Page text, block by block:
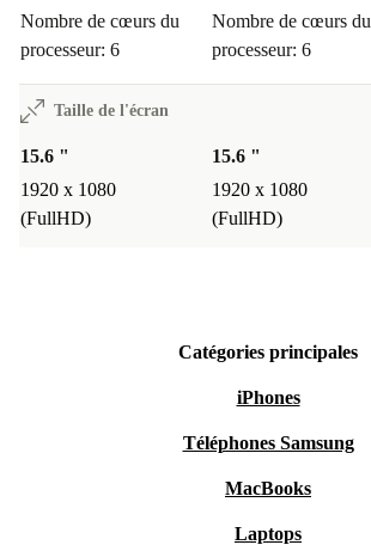
Nombre de cœurs du
processeur: 6
Nombre de cœurs du
processeur: 6
Taille de l'écran
15.6 "
1920 x 1080
(FullHD)
15.6 "
1920 x 1080
(FullHD)
Catégories principales
iPhones
Téléphones Samsung
MacBooks
Laptops